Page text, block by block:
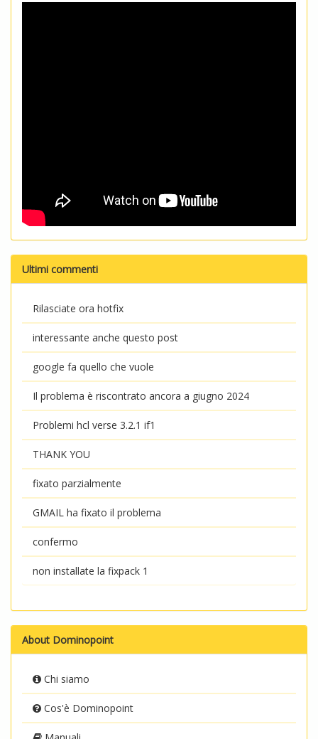
Ultimi commenti
Rilasciate ora hotfix
interessante anche questo post
google fa quello che vuole
Il problema è riscontrato ancora a giugno 2024
Problemi hcl verse 3.2.1 if1
THANK YOU
fixato parzialmente
GMAIL ha fixato il problema
confermo
non installate la fixpack 1
About Dominopoint
Chi siamo
Cos'è Dominopoint